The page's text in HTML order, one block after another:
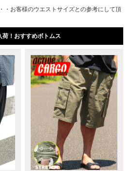
・お客様のウエストサイズとの参考にして頂
荷！おすすめボトムス